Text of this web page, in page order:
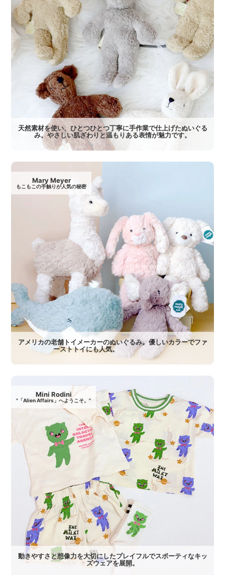
天然素材を使い、ひとつひとつ丁寧に手作業で仕上げたぬいぐる
み。やさしい肌ざわりと温もりある表情が魅力です。
Mary Meyer
もこもこの手触りが人気の秘密
アメリカの老舗トイメーカーのぬいぐるみ。優しいカラーでファ
ーストトイにも人気。
Mini Rodini
"「Alien Affairs」へようこそ。"
動きやすさと想像力を大切にしたプレイフルでスポーティなキッ
ズウェアを展開。